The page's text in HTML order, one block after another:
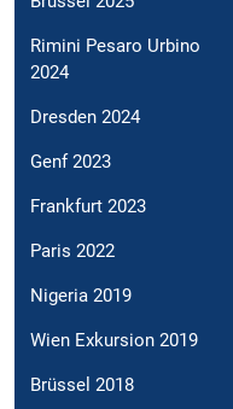
Rimini Pesaro Urbino
2024
Dresden 2024
Genf 2023
Frankfurt 2023
Paris 2022
Nigeria 2019
Wien Exkursion 2019
Brüssel 2018